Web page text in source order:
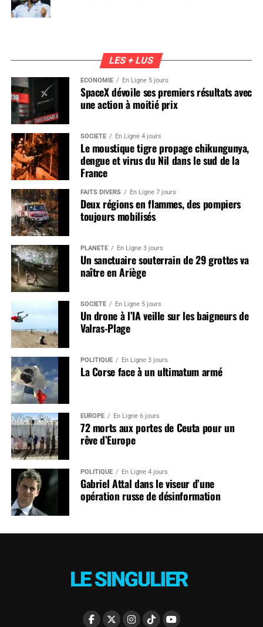
LES + LUS
ÉCONOMIE En Ligne 5 jours
SpaceX dévoile ses premiers résultats avec
une action à moitié prix
SOCIÉTÉ En Ligne 4 jours
Le moustique tigre propage chikungunya,
dengue et virus du Nil dans le sud de la
France
FAITS DIVERS En Ligne 7 jours
Deux régions en flammes, des pompiers
toujours mobilisés
PLANÈTE En Ligne 3 jours
Un sanctuaire souterrain de 29 grottes va
naître en Ariège
SOCIÉTÉ En Ligne 5 jours
Un drone à l’IA veille sur les baigneurs de
Valras-Plage
POLITIQUE En Ligne 3 jours
La Corse face à un ultimatum armé
EUROPE En Ligne 6 jours
72 morts aux portes de Ceuta pour un
rêve d’Europe
POLITIQUE En Ligne 4 jours
Gabriel Attal dans le viseur d’une
opération russe de désinformation